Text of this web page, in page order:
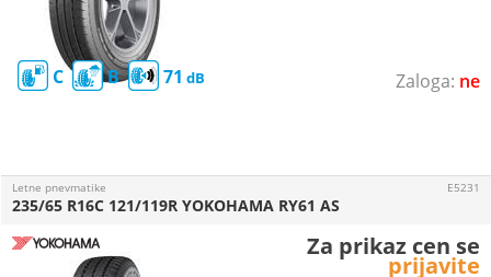
ne
C B 71
Letne pnevmatike
235/65 R16C 121/119R YOKOHAMA RY61 AS
E5231
Za prikaz cen se
prijavite